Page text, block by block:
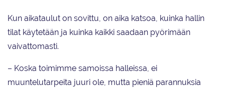
Kun aikataulut on sovittu, on aika katsoa, kuinka hallin
tilat käytetään ja kuinka kaikki saadaan pyörimään
vaivattomasti.
– Koska toimimme samoissa halleissa, ei
muuntelutarpeita juuri ole, mutta pieniä parannuksia